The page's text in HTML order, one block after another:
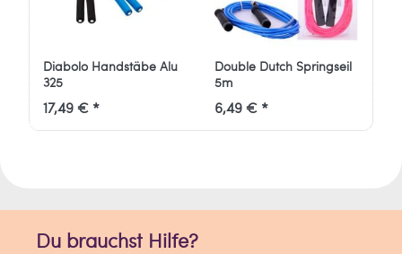
Diabolo Handstäbe Alu
325
17,49 € *
Double Dutch Springseil
5m
6,49 € *
Du brauchst Hilfe?